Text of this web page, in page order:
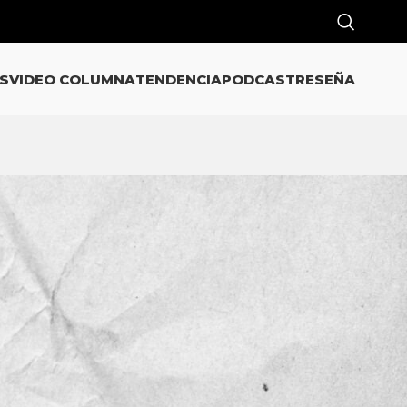
VIDEO COLUMNATENDENCIAPODCASTRESEÑA